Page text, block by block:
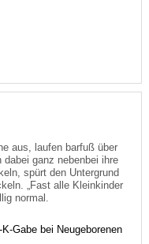
aus, laufen barfuß über
ganz nebenbei ihre
spürt den Untergrund
„Fast alle Kleinkinder
normal.
Gabe bei Neugeborenen